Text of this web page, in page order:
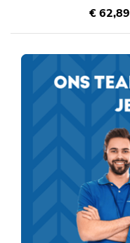
€ 62,89